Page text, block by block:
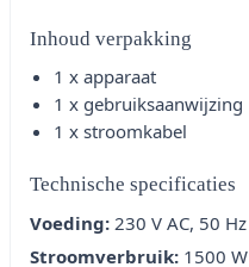
Inhoud verpakking
1 x apparaat
1 x gebruiksaanwijzing
1 x stroomkabel
Technische specificaties
Voeding: 230 V AC, 50 Hz
Stroomverbruik: 1500 W